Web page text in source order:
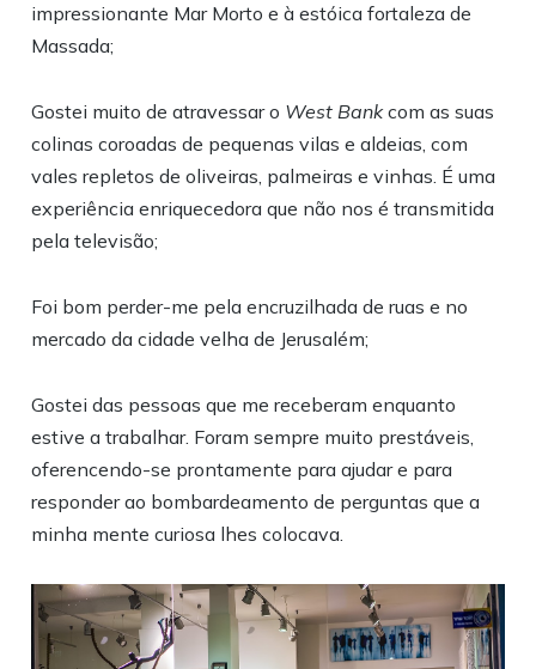
impressionante Mar Morto e à estóica fortaleza de
Massada;
Gostei muito de atravessar o West Bankcom as suas
colinas coroadas de pequenas vilas e aldeias, com
vales repletos de oliveiras, palmeiras e vinhas. É uma
experiência enriquecedora que não nos é transmitida
pela televisão;
Foi bom perder-me pela encruzilhada de ruas e no
mercado da cidade velha de Jerusalém;
Gostei das pessoas que me receberam enquanto
estive a trabalhar. Foram sempre muito prestáveis,
oferencendo-se prontamente para ajudar e para
responder ao bombardeamento de perguntas que a
minha mente curiosa lhes colocava.